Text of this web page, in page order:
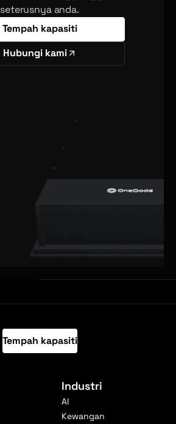
seterusnya anda.
Tempah kapasiti
Hubungi kami
Tempah kapasiti
Industri
AI
Kewangan